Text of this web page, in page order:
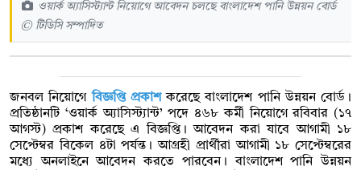
ওয়ার্ক অ্যাসিস্ট্যান্ট নিয়োগে আবেদন চলছে বাংলাদেশ পানি উন্নয়ন বোর্ড
© টিডিসি সম্পাদিত
জনবল নিয়োগেবিজ্ঞপ্তি প্রকাশকরেছে বাংলাদেশ পানি উন্নয়ন বোর্ড।
প্রতিষ্ঠানটি ‘ওয়ার্ক অ্যাসিস্ট্যান্ট’ পদে ৪৬৮ কর্মী নিয়োগে রবিবার (১৭
আগস্ট) প্রকাশ করেছে এ বিজ্ঞপ্তি। আবেদন করা যাবে আগামী ১৮
সেপ্টেম্বর বিকেল ৪টা পর্যন্ত। আগ্রহী প্রার্থীরা আগামী ১৮ সেপ্টেম্বরের
মধ্যে অনলাইনে আবেদন করতে পারবেন। বাংলাদেশ পানি উন্নয়ন